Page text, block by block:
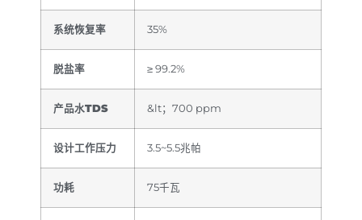
系统恢复率 35%
脱盐率 ≥ 99.2%
产品水TDS &lt；700 ppm
设计工作压力 3.5~5.5兆帕
功耗 75千瓦